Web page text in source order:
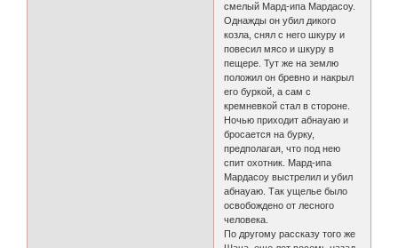
смелый Мард-ипа Мардасоу.
Однажды он убил дикого
козла, снял с него шкуру и
повесил мясо и шкуру в
пещере. Тут же на землю
положил он бревно и накрыл
его буркой, а сам с
кремневкой стал в стороне.
Ночью приходит абнауаю и
бросается на бурку,
предполагая, что под нею
спит охотник. Мард-ипа
Мардасоу выстрелил и убил
абнауаю. Так ущелье было
освобождено от лесного
человека.
По другому рассказу того же